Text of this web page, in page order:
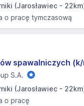
(Jarosławiec -
o pracę tymczasową
spawalniczych (k/
S.A.
(Jarosławiec -
o pracę